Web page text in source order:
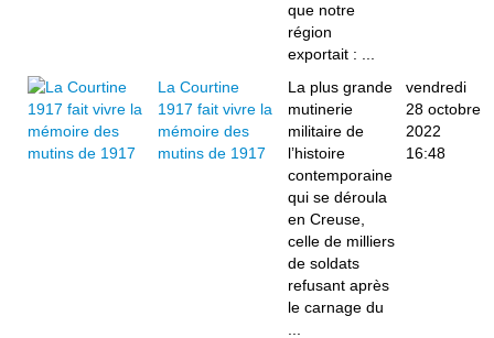
que notre
région
exportait : ...
La Courtine
1917 fait vivre la
mémoire des
mutins de 1917
La plus grande
mutinerie
militaire de
l’histoire
contemporaine
qui se déroula
en Creuse,
celle de milliers
de soldats
refusant après
le carnage du
vendredi
28 octobre
2022
16:48